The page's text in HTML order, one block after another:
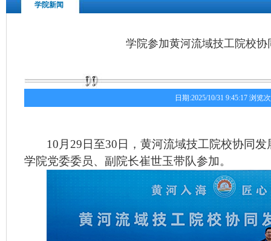
学院新闻
学院参加黄河流域技工院校
日期:2025/10/31 9:45:17 浏览
10 月 29 日至30 日，黄河流域技工院校协同
学院党委委员、副院长崔世玉带队参加。